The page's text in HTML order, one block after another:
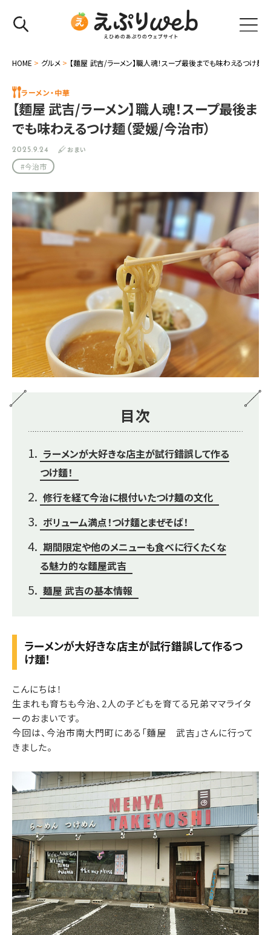
HOME > グルメ > 【麵屋 武吉/ラーメン】職人魂！スープ最後までも味わえるつけ麺
ラーメン・中華
【麵屋 武吉/ラーメン】職人魂！スープ最後ま
でも味わえるつけ麺（愛媛/今治市）
2025.9.24 おまい
#今治市
目次
ラーメンが大好きな店主が試行錯誤して作る
つけ麵！
修行を経て今治に根付いたつけ麺の文化
ボリューム満点！つけ麵とまぜそば！
期間限定や他のメニューも食べに行くたくな
る魅力的な麵屋武吉
麺屋 武吉の基本情報
ラーメンが大好きな店主が試行錯誤して作るつ
け麵！
こんにちは！
生まれも育ちも今治、2人の子どもを育てる兄弟ママライタ
ーのおまいです。
今回は、今治市南大門町にある「麵屋 武吉」さんに行って
きました。